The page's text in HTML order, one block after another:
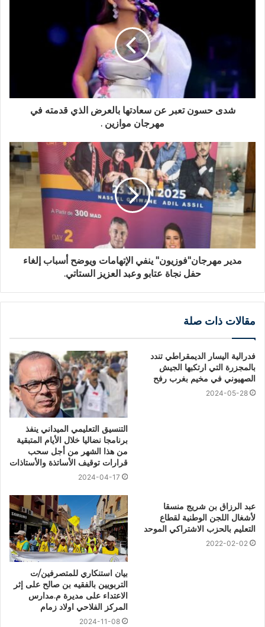
شدى حسون تعبر عن سعادتها بالعرض الذي قدمته في
مهرجان موازين .
مدير مهرجان"فوزيون" ينفي الإتهامات ويوضح أسباب إلغاء
حفل نجاة عتابو وعبد العزيز الستاتي.
مقالات ذات صلة
فدرالية اليسار الديمقراطي تندد
بالمجزرة التي ارتكبها الجيش
الصهيوني في مخيم بغرب رفح
2024-05-28
التنسيق التعليمي الميداني ينفذ
برنامجا نضاليا خلال الأيام المتبقية
من هذا الشهر من أجل سحب
قرارات توقيف الأساتذة والأستاذات
2024-04-17
عبد الرزاق بن شريج منسقا
لأشغال اللجن الوطنية لقطاع
التعليم بالحزب الاشتراكي الموحد
2022-02-02
بيان استنكاري للمتصرفين/ت
التربويين بالفقيه بن صالح على إثر
الاعتداء على مديرة م.مدارس
المركز الفلاحي اولاد زمام
2024-11-08